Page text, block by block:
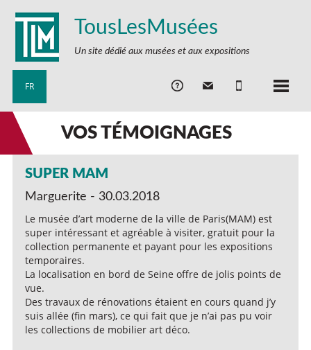
TousLesMusées
Un site dédié aux musées et aux expositions
FR
VOS TÉMOIGNAGES
SUPER MAM
Marguerite - 30.03.2018
Le musée d’art moderne de la ville de Paris(MAM) est
super intéressant et agréable à visiter, gratuit pour la
collection permanente et payant pour les expositions
temporaires.
La localisation en bord de Seine offre de jolis points de
vue.
Des travaux de rénovations étaient en cours quand j’y
suis allée (fin mars), ce qui fait que je n’ai pas pu voir
les collections de mobilier art déco.